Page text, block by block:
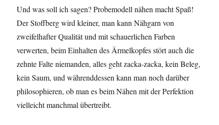
Und was soll ich sagen? Probemodell nähen macht Spaß!
Der Stoffberg wird kleiner, man kann Nähgarn von
zweifelhafter Qualität und mit schauerlichen Farben
verwerten, beim Einhalten des Ärmelkopfes stört auch die
zehnte Falte niemanden, alles geht zacka-zacka, kein Beleg,
kein Saum, und währenddessen kann man noch darüber
philosophieren, ob man es beim Nähen mit der Perfektion
vielleicht manchmal übertreibt.